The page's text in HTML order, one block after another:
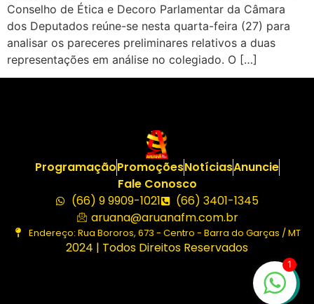
Conselho de Ética e Decoro Parlamentar da Câmara
dos Deputados reúne-se nesta quarta-feira (27) para
analisar os pareceres preliminares relativos a duas
representações em análise no colegiado. O […]
ProgramaçãoPromoçõesNotíciasAnuncie
Fale Conosco
(66) 9 9909-1021
(66) 3401-1345
aruana@aruanafm.com.br
Endereço: Rua Bororos, 673 - Centro - Barra do Garças / MT
2024 | Todos Direitos Reservados
1